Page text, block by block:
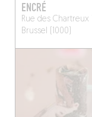
ENCRÉ
Rue des Chartreux
Brussel (1000)